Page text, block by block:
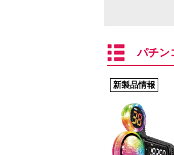
パチン
新製品情報